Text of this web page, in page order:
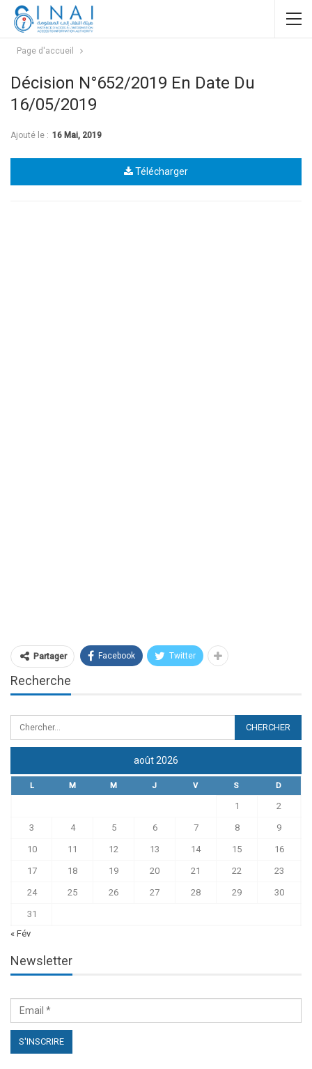
Page d'accueil
Décision N°652/2019 En Date Du
16/05/2019
Ajouté le : 16 Mai, 2019
Télécharger
Partager Facebook Twitter
Recherche
août 2026
L M M J V S D
1 2
3 4 5 6 7 8 9
10 11 12 13 14 15 16
17 18 19 20 21 22 23
24 25 26 27 28 29 30
31
« Fév
Newsletter